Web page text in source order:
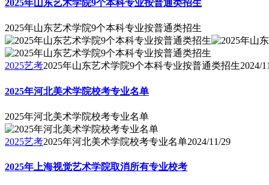
2025年山东艺术学院9个本科专业按普通类招生
2025年山东艺术学院9个本科专业按普通类招生
2025艺考2025年山东艺术学院9个本科专业按普通类招生2024/
2025年河北美术学院校考专业名单
2025年河北美术学院校考专业名单
2025艺考2025年河北美术学院校考专业名单2024/11/29
2025年上海视觉艺术学院取消所有专业校考